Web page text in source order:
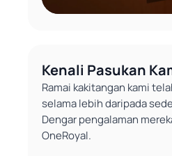
Kenali Pasukan
Ramai kakitangan kami
selama lebih daripada
Dengar pengalaman
OneRoyal.